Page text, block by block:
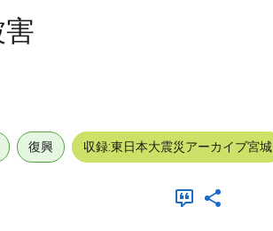
復興 収録:東日本大震災アーカイブ宮城